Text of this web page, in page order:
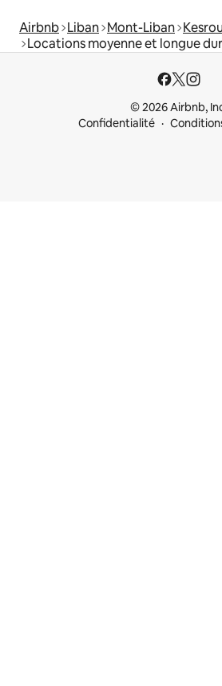
Airbnb Liban Mont-Liban
Locations moyenne et longue
© 2026 Airbnb,
Confidentialité